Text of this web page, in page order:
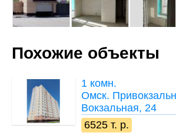
Похожие объекты
1 комн.
Омск.
Вокзальная, 24
6525 т. р.